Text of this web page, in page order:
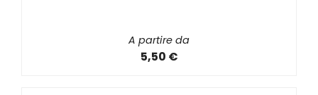
A partire da
5,50 €